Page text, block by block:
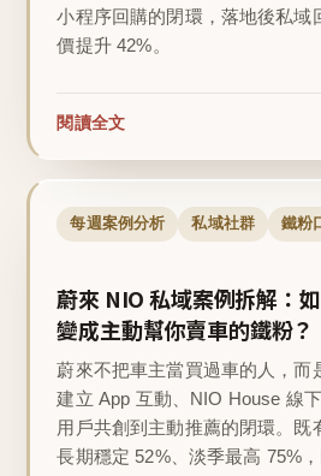
小程序回購的閉環，落地後私域
價提升 42%。
閱讀全文
每週案例分析 私域社群 鐵粉
蔚來 NIO 私域案例拆解：
變成主動幫你賣車的鐵粉？
蔚來不把車主當買過車的人，而
建立 App 互動、NIO House 線
用戶共創到主動推薦的閉環。既
長期穩定 52%、淡季最高 75%，